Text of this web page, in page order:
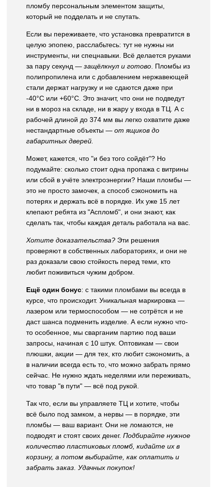
пломбу персональным элементом защиты,
который не подделать и не спутать.
Если вы переживаете, что установка превратится в
целую эпопею, расслабьтесь: тут не нужны ни
инструменты, ни спецнавыки. Всё делается руками
за пару секунд — защёлкнул и готово. Пломбы из
полипропилена или с добавлением нержавеющей
стали держат нагрузку и не сдаются даже при
-40°C или +60°C. Это значит, что они не подведут
ни в мороз на складе, ни в жару у входа в ТЦ. А с
рабочей длиной до 374 мм вы легко охватите даже
нестандартные объекты — от ящиков до
габаритных дверей.
Может, кажется, что "и без того сойдёт"? Но
подумайте: сколько стоит одна пропажа с витрины
или сбой в учёте электроэнергии? Наши пломбы —
это не просто замочек, а способ сэкономить на
потерях и держать всё в порядке. Их уже 15 лет
клепают ребята из "Аспломб", и они знают, как
сделать так, чтобы каждая деталь работала на вас.
Хотите доказательства? Эти решения
проверяют в собственных лабораториях, и они не
раз доказали свою стойкость перед теми, кто
любит поживиться чужим добром.
Ещё один бонус: с такими пломбами вы всегда в
курсе, что происходит. Уникальная маркировка —
лазером или термоспособом — не сотрётся и не
даст шанса подменить изделие. А если нужно что-
то особенное, мы сварганим партию под ваши
запросы, начиная с 10 штук. Оптовикам — свои
плюшки, акции — для тех, кто любит сэкономить, а
в наличии всегда есть то, что можно забрать прямо
сейчас. Не нужно ждать неделями или переживать,
что товар "в пути" — всё под рукой.
Так что, если вы управляете ТЦ и хотите, чтобы
всё было под замком, а нервы — в порядке, эти
пломбы — ваш вариант. Они не ломаются, не
подводят и стоят своих денег. Подбирайте нужное
количество пластиковых пломб, кидайте их в
корзину, а потом выбирайте, как оплатить и
забрать заказ. Удачных покупок!